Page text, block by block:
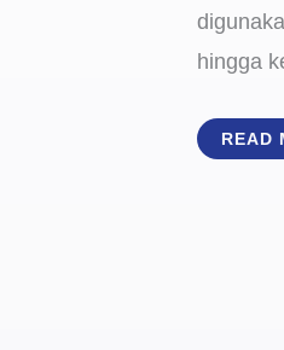
hingga
READ